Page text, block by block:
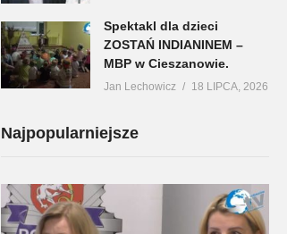
Spektakl dla dzieci
ZOSTAŃ INDIANINEM –
MBP w Cieszanowie.
Jan Lechowicz 18 LIPCA, 2026
Najpopularniejsze